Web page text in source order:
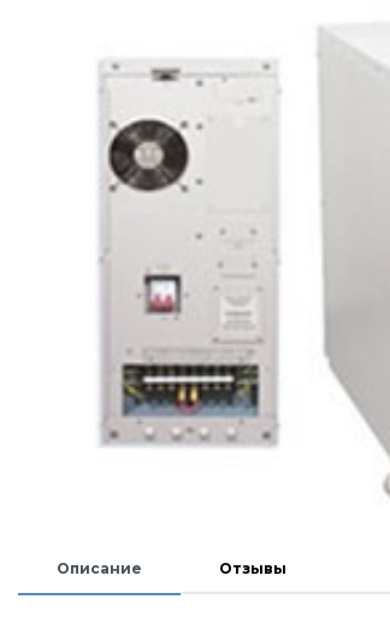
Описание Отзывы